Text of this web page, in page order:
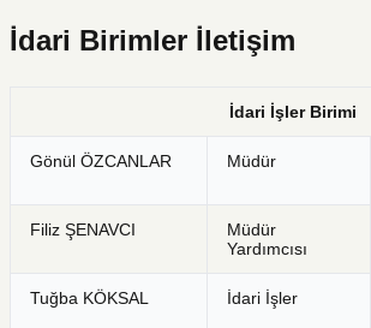
İdari Birimler İletişim
İdari İşler Birimi
Gönül ÖZCANLAR Müdür
Filiz ŞENAVCI
Müdür
Yardımcısı
Tuğba KÖKSAL İdari İşler